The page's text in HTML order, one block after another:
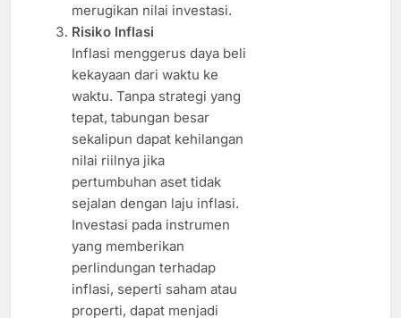
merugikan nilai investasi.
Risiko Inflasi
Inflasi menggerus daya beli
kekayaan dari waktu ke
waktu. Tanpa strategi yang
tepat, tabungan besar
sekalipun dapat kehilangan
nilai riilnya jika
pertumbuhan aset tidak
sejalan dengan laju inflasi.
Investasi pada instrumen
yang memberikan
perlindungan terhadap
inflasi, seperti saham atau
properti, dapat menjadi